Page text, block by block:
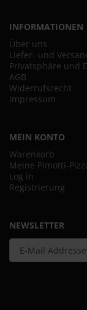
INFORMATIONEN
Über uns
Liefer- und
Privatsphäre und
AGB
Widerrufsrecht
Impressum
MEIN KONTO
Warenkorb
Meine Pimotti-
Log in
Registrierung
NEWSLETTER